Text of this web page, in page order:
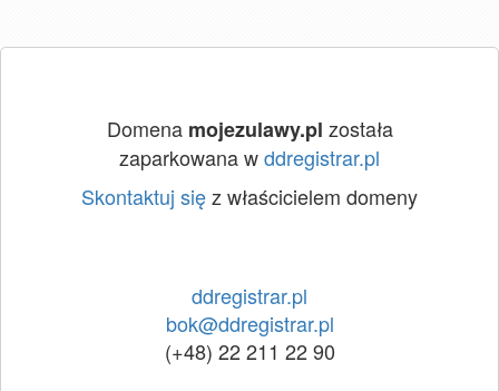
Domena mojezulawy.pl została
zaparkowana wddregistrar.pl
Skontaktuj sięz właścicielem domeny
ddregistrar.pl
bok@ddregistrar.pl
(+48) 22 211 22 90